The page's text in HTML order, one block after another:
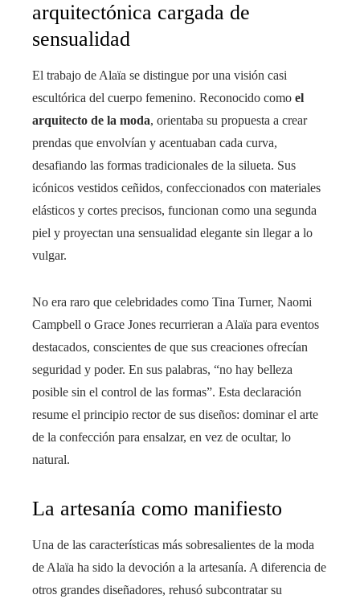
arquitectónica cargada de
sensualidad
El trabajo de Alaïa se distingue por una visión casi
escultórica del cuerpo femenino. Reconocido como el
arquitecto de la moda, orientaba su propuesta a crear
prendas que envolvían y acentuaban cada curva,
desafiando las formas tradicionales de la silueta. Sus
icónicos vestidos ceñidos, confeccionados con materiales
elásticos y cortes precisos, funcionan como una segunda
piel y proyectan una sensualidad elegante sin llegar a lo
vulgar.
No era raro que celebridades como Tina Turner, Naomi
Campbell o Grace Jones recurrieran a Alaïa para eventos
destacados, conscientes de que sus creaciones ofrecían
seguridad y poder. En sus palabras, “no hay belleza
posible sin el control de las formas”. Esta declaración
resume el principio rector de sus diseños: dominar el arte
de la confección para ensalzar, en vez de ocultar, lo
natural.
La artesanía como manifiesto
Una de las características más sobresalientes de la moda
de Alaïa ha sido la devoción a la artesanía. A diferencia de
otros grandes diseñadores, rehusó subcontratar su